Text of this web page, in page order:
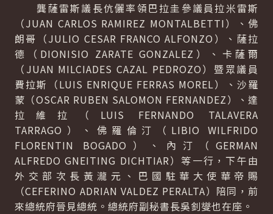
龔薩雷斯議長伉儷率領巴拉圭參議員拉米雷斯
（JUAN CARLOS RAMIREZ MONTALBETTI）、佛
朗哥（JULIO CESAR FRANCO ALFONZO）、薩拉
德（DIONISIO ZARATE GONZALEZ）、卡薩爾
（JUAN MILCIADES CAZAL PEDROZO）暨眾議員
費拉斯（LUIS ENRIQUE FERRAS MOREL）、沙羅
蒙（OSCAR RUBEN SALOMON FERNANDEZ）、達
拉維拉（LUIS FERNANDO TALAVERA
TARRAGO）、佛羅倫汀（LIBIO WILFRIDO
FLORENTIN BOGADO）、內汀（GERMAN
ALFREDO GNEITING DICHTIAR）等一行，下午由
外交部次長黃瀧元、巴國駐華大使華帝賜
（CEFERINO ADRIAN VALDEZ PERALTA）陪同，前
來總統府晉見總統。總統府副秘書長吳釗燮也在座。